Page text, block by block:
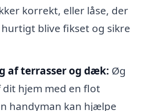
korrekt, eller låse, der
blive fikset og sikre
af terrasser og dæk: Øg
hjem med en flot
handyman kan hjælpe